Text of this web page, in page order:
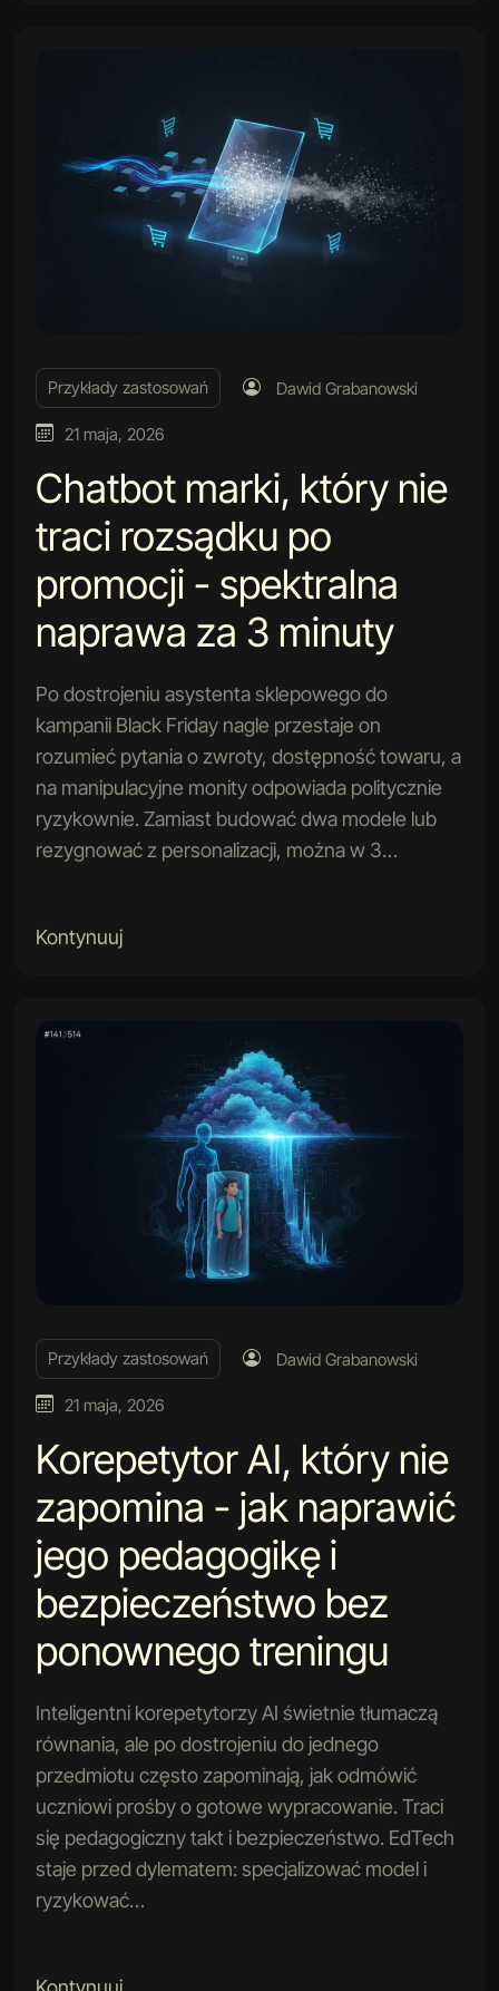
Przykłady zastosowań Dawid Grabanowski
21 maja, 2026
Chatbot marki, który nie
traci rozsądku po
promocji - spektralna
naprawa za 3 minuty
Po dostrojeniu asystenta sklepowego do
kampanii Black Friday nagle przestaje on
rozumieć pytania o zwroty, dostępność towaru, a
na manipulacyjne monity odpowiada politycznie
ryzykownie. Zamiast budować dwa modele lub
rezygnować z personalizacji, można w 3…
Kontynuuj
Przykłady zastosowań Dawid Grabanowski
21 maja, 2026
Korepetytor AI, który nie
zapomina - jak naprawić
jego pedagogikę i
bezpieczeństwo bez
ponownego treningu
Inteligentni korepetytorzy AI świetnie tłumaczą
równania, ale po dostrojeniu do jednego
przedmiotu często zapominają, jak odmówić
uczniowi prośby o gotowe wypracowanie. Traci
się pedagogiczny takt i bezpieczeństwo. EdTech
staje przed dylematem: specjalizować model i
ryzykować…